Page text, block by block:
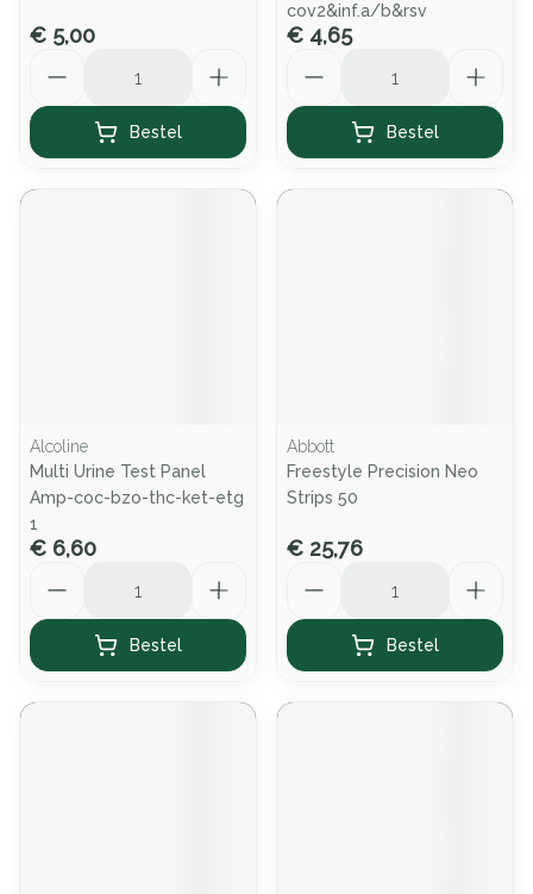
€ 5,00
Bestel
cov2&inf.a/b&rsv
€ 4,65
Bestel
Alcoline
Multi Urine Test Panel
Amp-coc-bzo-thc-ket-etg
1
€ 6,60
Bestel
Abbott
Freestyle Precision Neo
Strips 50
€ 25,76
Bestel